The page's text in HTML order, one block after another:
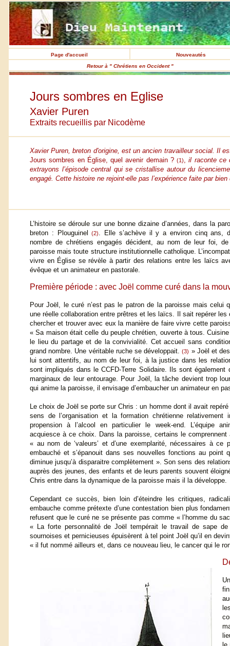
Page d'accueil
Nouveautés
Retour à " Chrétiens en Occident "
Jours sombres en Eglise
Xavier Puren
Extraits recueillis par Nicodème
Xavier Puren, breton d'origine, est un ancien travailleur social. Il
Jours sombres en Église, quel avenir demain ?(1),il raconte ce
extrayons l’épisode central qui se cristallise autour du
engagé. Cette histoire ne rejoint-elle pas l’expérience faite par bien
L’histoire se déroule sur une bonne dizaine d’années, dans la
breton : Plouguinel(2). Elle s’achève il y a environ cinq ans,
nombre de chrétiens engagés décident, au nom de leur foi,
paroisse mais toute structure institutionnelle catholique.
vivre en Église se révèle à partir des relations entre les laïcs
évêque et un animateur en pastorale.
Première période : avec Joël comme curé dans la
Pour Joël, le curé n’est pas le patron de la paroisse mais celui
une réelle collaboration entre prêtres et les laïcs. Il sait repérer
chercher et trouver avec eux la manière de faire vivre cette
« Sa maison était celle du peuple chrétien, ouverte à tous.
le lieu du partage et de la convivialité. Cet accueil sans
grand nombre. Une véritable ruche se développait.(3) » Joël et
lui sont attentifs, au nom de leur foi, à la justice dans les
sont impliqués dans le CCFD-Terre Solidaire. Ils sont également
marginaux de leur entourage. Pour Joël, la tâche devient trop
qui anime la paroisse, il envisage d’embaucher un animateur en
Le choix de Joël se porte sur Chris : un homme dont il avait
sens de l’organisation et la formation chrétienne
propension à l’alcool en particulier le week-end. L’équipe
acquiesce à ce choix. Dans la paroisse, certains le comprennent
« au nom de ‘valeurs’ et d’une exemplarité, nécessaires à ce
embauché et s’épanouit dans ses nouvelles fonctions au point
diminue jusqu’à disparaitre complètement ». Son sens des
auprès des jeunes, des enfants et de leurs parents souvent
Chris entre dans la dynamique de la paroisse mais il la développe.
Cependant ce succès, bien loin d’éteindre les critiques,
embauche comme prétexte d’une contestation bien plus
refusent que le curé ne se présente pas comme « l’homme du
« La forte personnalité de Joël tempérait le travail de sape
sournoises et pernicieuses épuisèrent à tel point Joël qu’il en
« il fut nommé ailleurs et, dans ce nouveau lieu, le cancer qui le